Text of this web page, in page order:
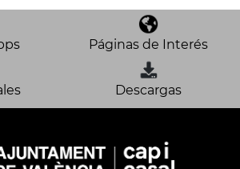
Páginas de Interés
Descargas